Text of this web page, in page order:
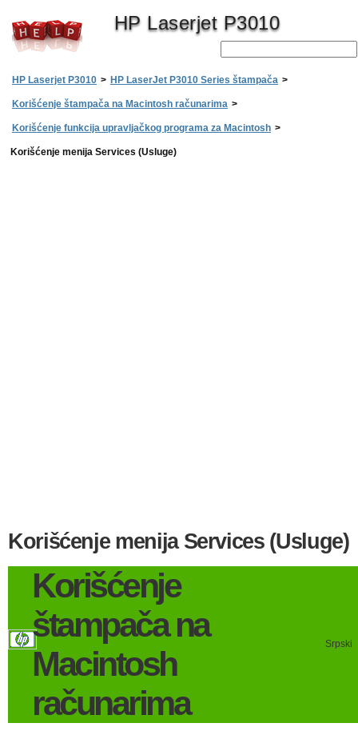
HP Laserjet P3010
HP Laserjet P3010 > HP LaserJet P3010 Series štampača >
Korišćenje štampača na Macintosh računarima >
Korišćenje funkcija upravljačkog programa za Macintosh >
Korišćenje menija Services (Usluge)
Korišćenje menija Services (Usluge)
Korišćenje
štampača na
Macintosh
računarima
Srpski